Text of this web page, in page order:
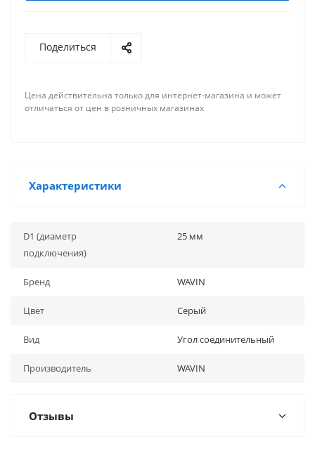
Поделиться
Цена действительна только для интернет-магазина и может
отличаться от цен в розничных магазинах
Характеристики
D1 (диаметр
подключения)
25 мм
Бренд WAVIN
Цвет Серый
Вид Угол соединительный
Производитель WAVIN
Отзывы